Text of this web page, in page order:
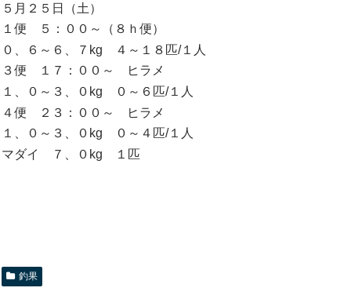
５月２５日（土）
１便 ５：００～（８ｈ便）
０、６～６、７kg ４～１８匹/１人
３便 １７：００～ ヒラメ
１、０～３、０kg ０～６匹/１人
４便 ２３：００～ ヒラメ
１、０～３、０kg ０～４匹/１人
マダイ ７、０kg １匹
釣果